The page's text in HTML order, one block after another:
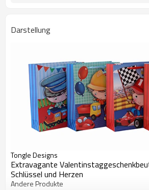
Darstellung
Tongle Designs
Extravagante
Schlüssel und Herzen
Andere Produkte